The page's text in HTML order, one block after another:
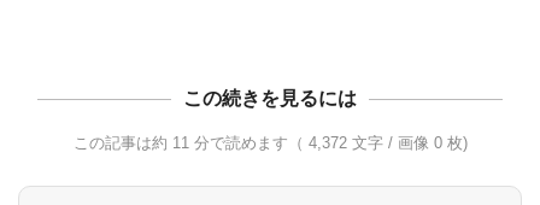
この続きを見るには
この記事は約 11 分で読めます（ 4,372 文字 / 画像 0 枚)